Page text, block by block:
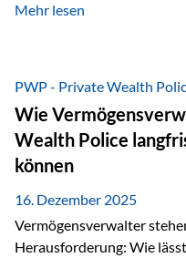
beeindruckendes
verschneiter Landschaft,
einer entspannten…
Mehr lesen
PWP - Private Wealth
Wie
Wealth Police
können
16. Dezember 2025
Vermögensverwalter
Herausforderung: Wie